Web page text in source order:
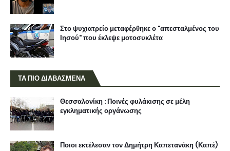
Στο ψυχιατρείο μεταφέρθηκε ο "απεσταλμένος του
Ιησού" που έκλεψε μοτοσυκλέτα
ΤΑ ΠΙΟ ΔΙΑΒΑΣΜΕΝΑ
Θεσσαλονίκη : Ποινές φυλάκισης σε μέλη
εγκληματικής οργάνωσης
Ποιοι εκτέλεσαν τον Δημήτρη Καπετανάκη (Καπέ)